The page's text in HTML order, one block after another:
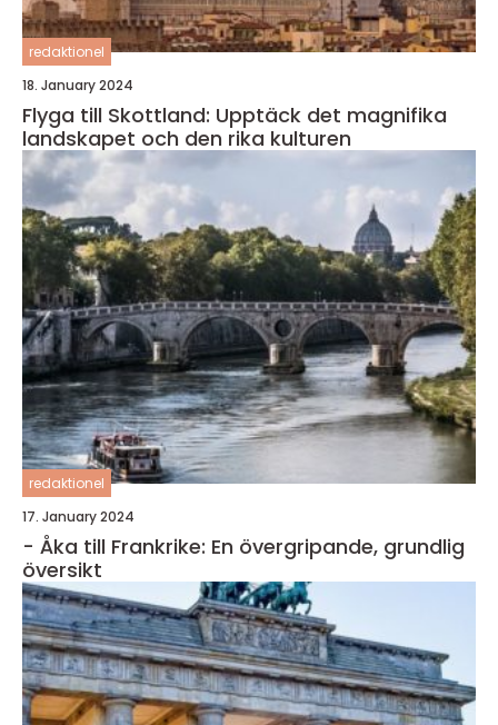
redaktionel
18. January 2024
Flyga till Skottland: Upptäck det magnifika
landskapet och den rika kulturen
redaktionel
17. January 2024
- Åka till Frankrike: En övergripande, grundlig
översikt